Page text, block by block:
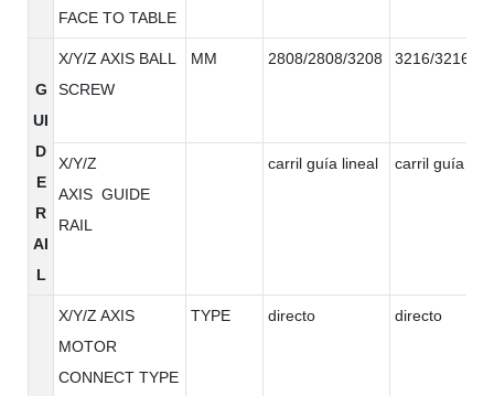
FACE TO TABLE
G
UI
D
E
R
AI
L
X/Y/Z AXIS BALL
SCREW
MM 2808/2808/3208 3216/3216/
X/Y/Z
AXIS GUIDE
RAIL
carril guía lineal carril guía
X/Y/Z AXIS
MOTOR
CONNECT TYPE
TYPE directo directo